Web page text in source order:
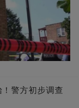
警方初步调查